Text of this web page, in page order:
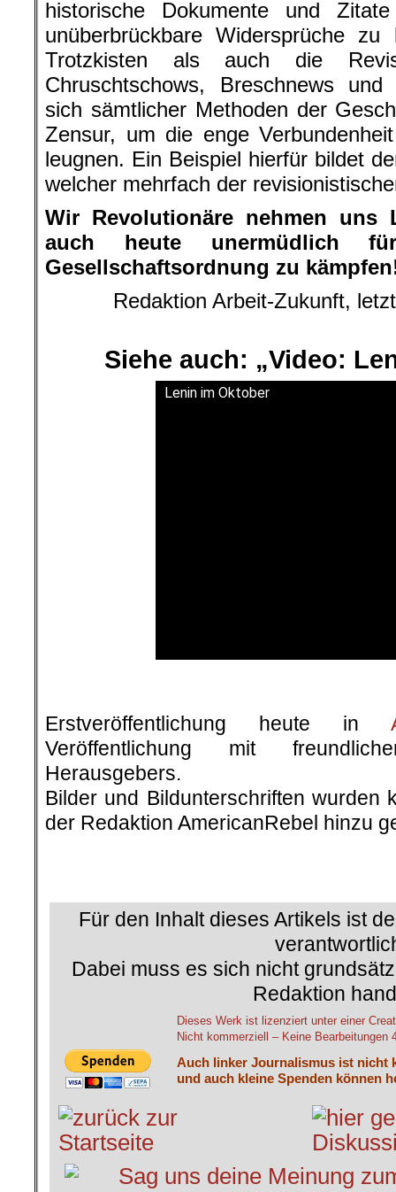
historische Dokumente und
unüberbrückbare Widersprüche
Trotzkisten als auch die
Chruschtschows, Breschnews und
sich sämtlicher Methoden der
Zensur, um die enge
leugnen. Ein Beispiel hierfür bildet
welcher mehrfach der
Wir Revolutionäre nehmen uns
auch heute unermüdlich
Gesellschaftsordnung zu
Redaktion Arbeit-Zukunft,
Siehe auch: „Video:
Lenin im Oktober
Erstveröffentlichung heute in
Veröffentlichung mit
Herausgebers.
Bilder und Bildunterschriften wurden
der Redaktion AmericanRebel hinzu
Für den Inhalt dieses Artikels ist
Dabei muss es sich nicht
Redaktion
Dieses Werk ist lizenziert unter einer
Nicht kommerziell – Keine Bearbeitungen
Auch linker Journalismus ist nicht
und auch kleine Spenden können